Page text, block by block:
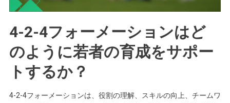
4-2-4フォーメーションはど
のように若者の育成をサポー
トするか？
4-2-4フォーメーションは、役割の理解、スキルの向上、チームワ